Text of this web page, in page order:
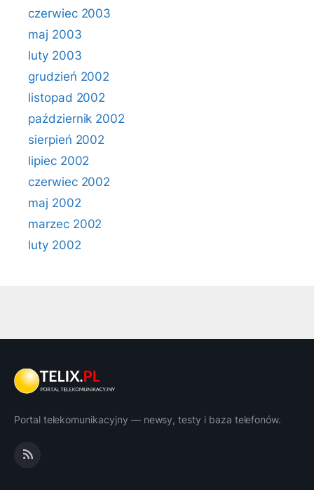
czerwiec 2003
maj 2003
luty 2003
grudzień 2002
listopad 2002
październik 2002
sierpień 2002
lipiec 2002
czerwiec 2002
maj 2002
marzec 2002
luty 2002
Portal telekomunikacyjny — newsy, testy i baza telefonów.